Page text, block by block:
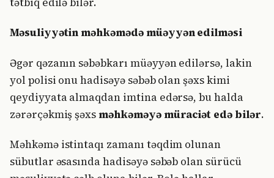
Məsuliyyətin məhkəmədə müəyyən edilməsi
Əgər qəzanın səbəbkarı müəyyən edilərsə, lakin
yol polisi onu hadisəyə səbəb olan şəxs kimi
qeydiyyata almaqdan imtina edərsə, bu halda
zərərçəkmiş şəxsməhkəməyə müraciət edə bilər.
Məhkəmə istintaqı zamanı təqdim olunan
sübutlar əsasında hadisəyə səbəb olan sürücü